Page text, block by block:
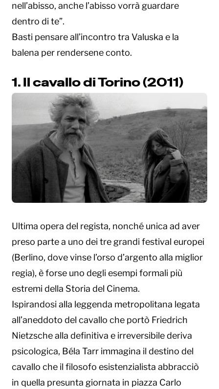
nell’abisso, anche l’abisso vorrà guardare
dentro di te”.
Basti pensare all’incontro tra Valuska e la
balena per rendersene conto.
1. Il cavallo di Torino (2011)
Ultima opera del regista, nonché unica ad aver
preso parte a uno dei tre grandi festival europei
(Berlino, dove vinse l’orso d’argento alla miglior
regia), è forse uno degli esempi formali più
estremi della Storia del Cinema.
Ispirandosi alla leggenda metropolitana legata
all’aneddoto del cavallo che portò Friedrich
Nietzsche alla definitiva e irreversibile deriva
psicologica, Béla Tarr immagina il destino del
cavallo che il filosofo esistenzialista abbracciò
in quella presunta giornata in piazza Carlo